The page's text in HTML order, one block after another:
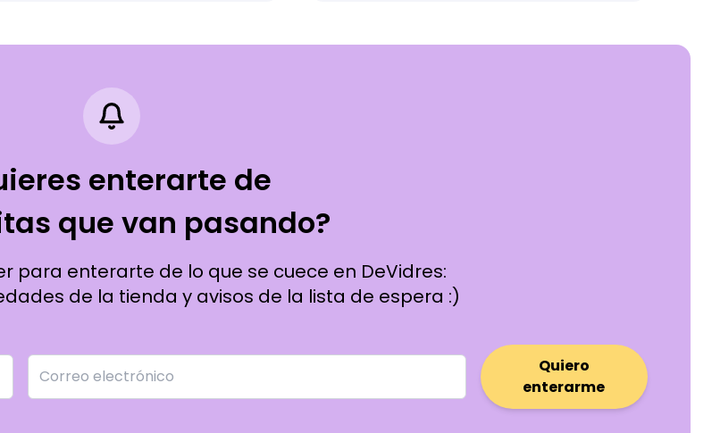
enterarte de
que van pasando?
para enterarte de lo que se cuece en DeVidres:
de la tienda y avisos de la lista de espera :)
Quiero
enterarme